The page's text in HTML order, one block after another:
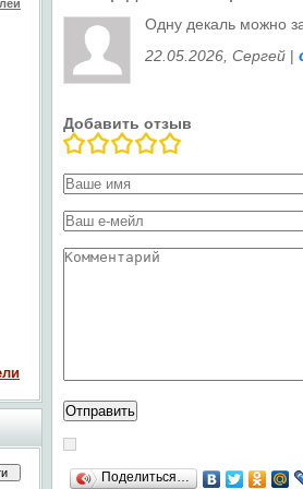
Одну декаль можно
22.05.2026 , Сергей |
Добавить отзыв
Поделиться…